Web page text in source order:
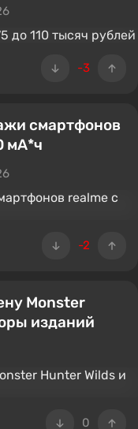
-3
смартфонов
мА*ч
-2
Monster
изданий
0